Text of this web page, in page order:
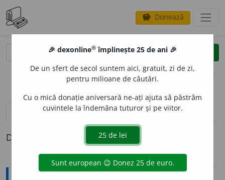
savings Donează
clear
opțiuni
definiții (1) pronunțievolume_up (30)
Definiția cu ID-ul 1349518:
🎉 dexonline® împlinește 25 de ani 🎉
De un sfert de secol suntem aici, gratuit, zi de zi,
pentru milioane de căutări.
Cu o mică donație aniversară ne-ați ajuta să păstrăm
cuvintele la îndemâna tuturor și pe viitor.